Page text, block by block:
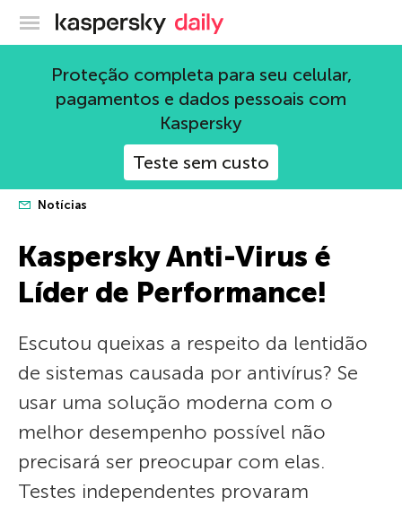
Blog oficial da Kaspersky
Proteção completa para seu celular,
pagamentos e dados pessoais com
Kaspersky
Teste sem custo
Notícias
Kaspersky Anti-Virus é
Líder de Performance!
Escutou queixas a respeito da lentidão
de sistemas causada por antivírus? Se
usar uma solução moderna com o
melhor desempenho possível não
precisará ser preocupar com elas.
Testes independentes provaram